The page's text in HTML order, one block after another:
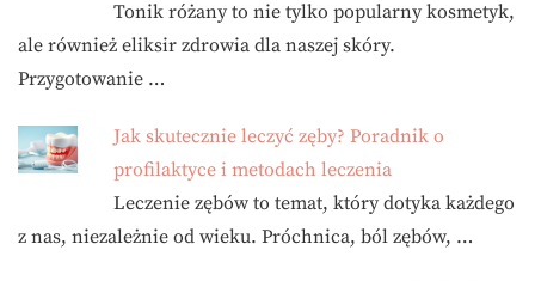
Tonik różany to nie tylko popularny kosmetyk,
ale również eliksir zdrowia dla naszej skóry.
Przygotowanie …
Jak skutecznie leczyć zęby? Poradnik o
profilaktyce i metodach leczenia
Leczenie zębów to temat, który dotyka każdego
z nas, niezależnie od wieku. Próchnica, ból zębów, …